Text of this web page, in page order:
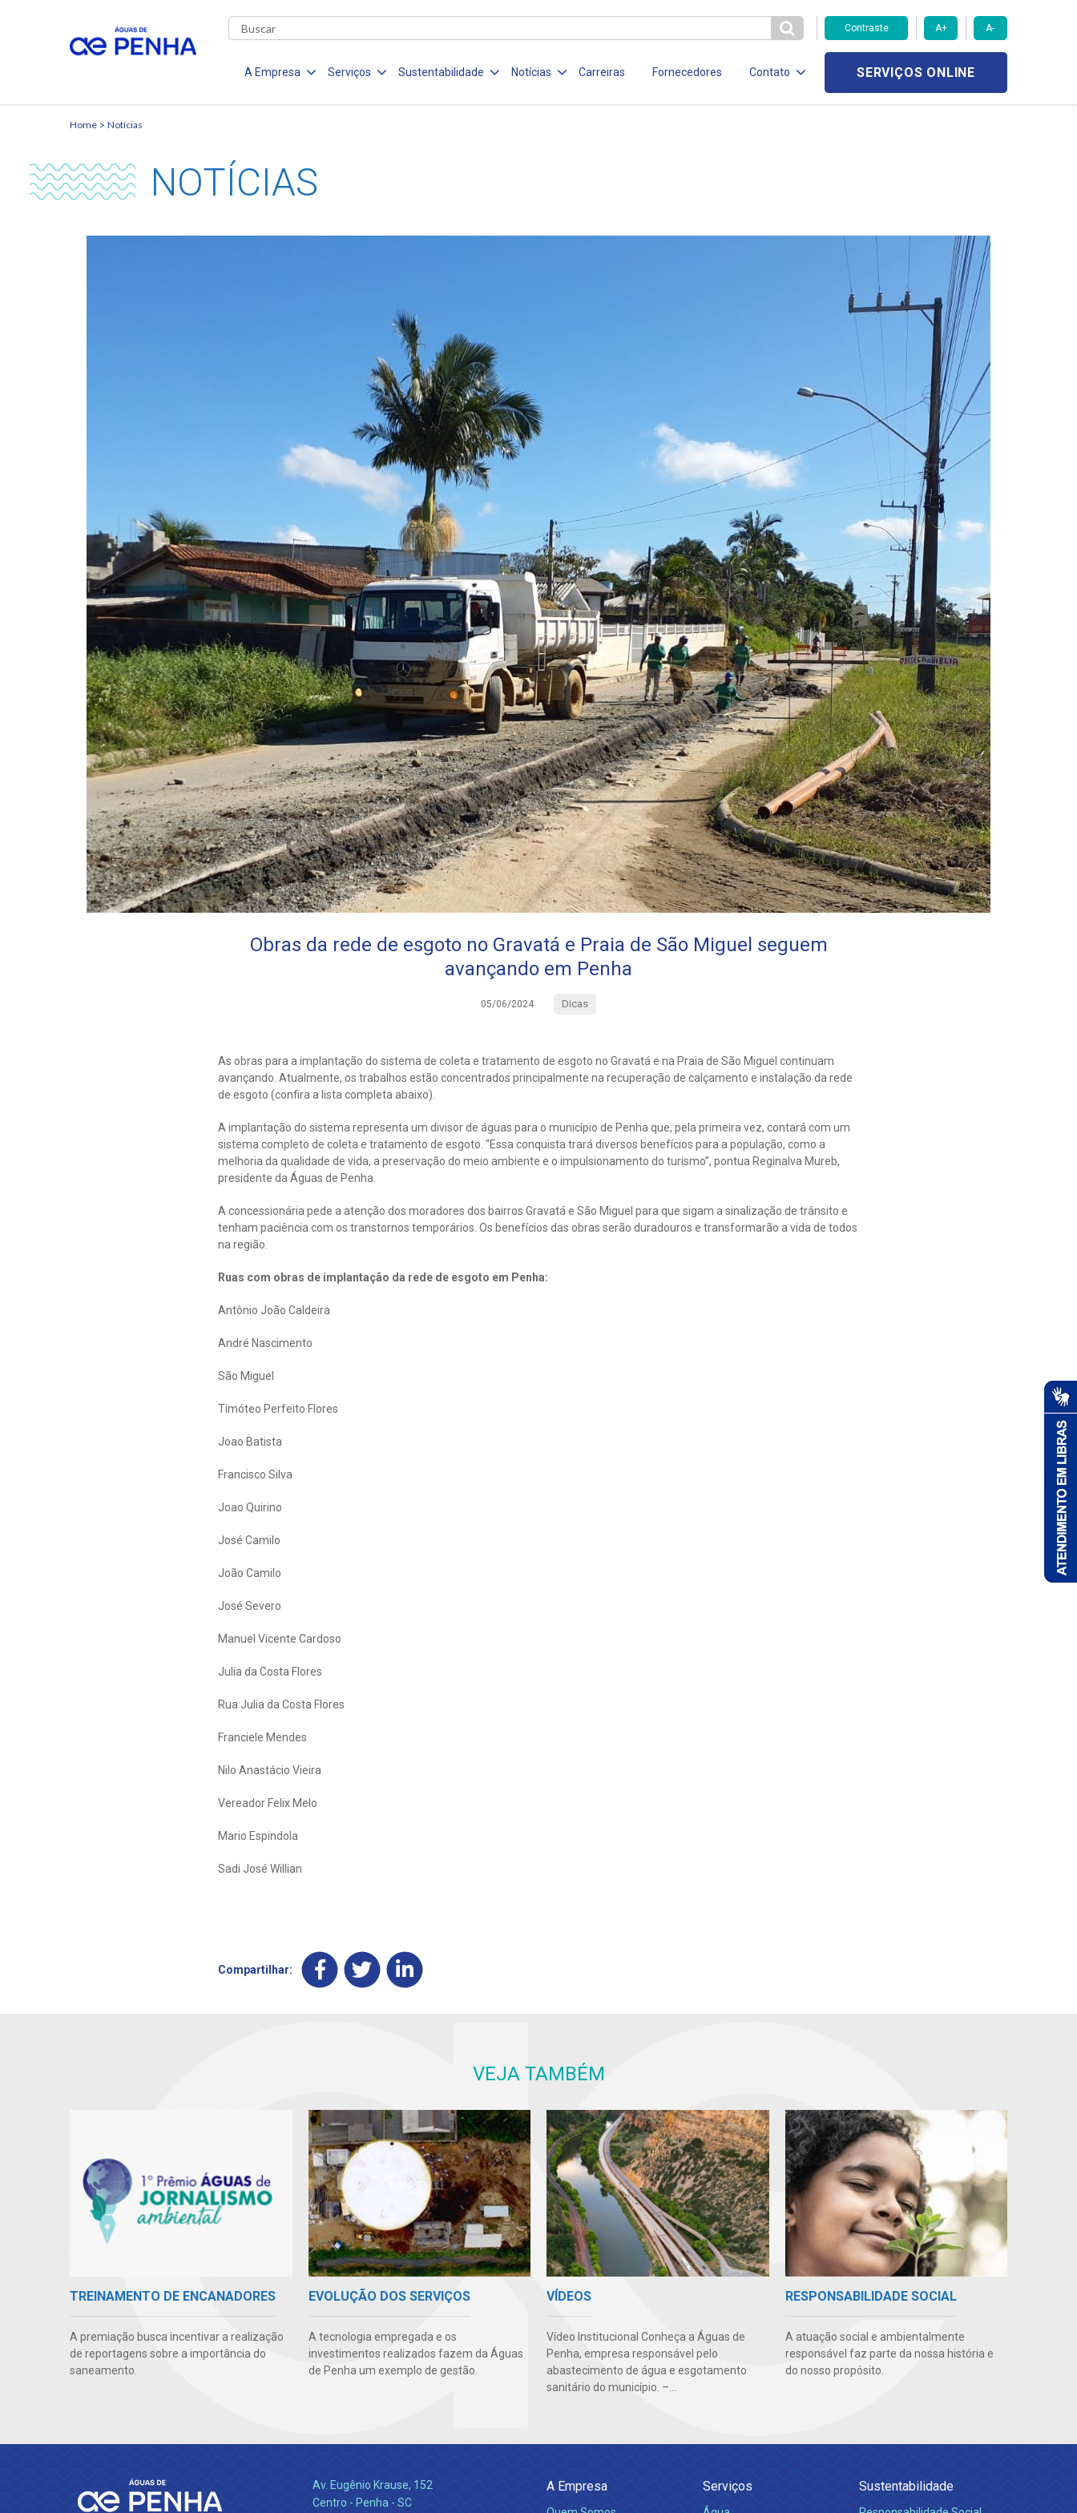
Contraste A+ A-
A Empresa Serviços Sustentabilidade Notícias Carreiras Fornecedores Contato SERVIÇOS ONLINE
Home Notícias
NOTÍCIAS
Obras da rede de esgoto no Gravatá e Praia de São Miguel seguem
avançando em Penha
05/06/2024 Dicas
As obras para a implantação do sistema de coleta e tratamento de esgoto no Gravatá e na Praia de São Miguel continuam
avançando. Atualmente, os trabalhos estão concentrados principalmente na recuperação de calçamento e instalação da rede
de esgoto (confira a lista completa abaixo).
A implantação do sistema representa um divisor de águas para o município de Penha que, pela primeira vez, contará com um
sistema completo de coleta e tratamento de esgoto. “Essa conquista trará diversos benefícios para a população, como a
melhoria da qualidade de vida, a preservação do meio ambiente e o impulsionamento do turismo”, pontua Reginalva Mureb,
presidente da Águas de Penha.
A concessionária pede a atenção dos moradores dos bairros Gravatá e São Miguel para que sigam a sinalização de trânsito e
tenham paciência com os transtornos temporários. Os benefícios das obras serão duradouros e transformarão a vida de todos
na região.
Ruas com obras de implantação da rede de esgoto em Penha:
Antônio João Caldeira
André Nascimento
São Miguel
Timóteo Perfeito Flores
Joao Batista
Francisco Silva
Joao Quirino
José Camilo
João Camilo
José Severo
Manuel Vicente Cardoso
Julia da Costa Flores
Rua Julia da Costa Flores
Franciele Mendes
Nilo Anastácio Vieira
Vereador Felix Melo
Mario Espindola
Sadi José Willian
Compartilhar:
VEJA TAMBÉM
TREINAMENTO DE ENCANADORES
A premiação busca incentivar a realização
de reportagens sobre a importância do
saneamento.
EVOLUÇÃO DOS SERVIÇOS
A tecnologia empregada e os
investimentos realizados fazem da Águas
de Penha um exemplo de gestão.
VÍDEOS
Vídeo Institucional Conheça a Águas de
Penha, empresa responsável pelo
abastecimento de água e esgotamento
sanitário do município. –...
RESPONSABILIDADE SOCIAL
A atuação social e ambientalmente
responsável faz parte da nossa história e
do nosso propósito.
Av. Eugênio Krause, 152
Centro - Penha - SC
A Empresa Serviços Sustentabilidade